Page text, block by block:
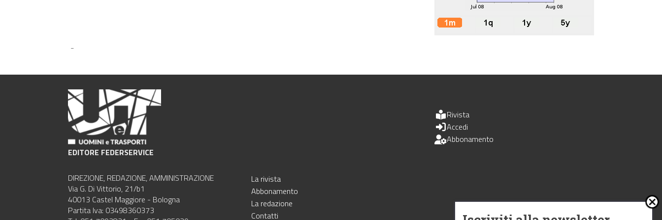
-
EDITORE FEDERSERVICE
DIREZIONE, REDAZIONE, AMMINISTRAZIONE
Via G. Di Vittorio, 21/b1
40013 Castel Maggiore - Bologna
Partita Iva: 03498360373
La rivista
Abbonamento
La redazione
Contatti
Rivista
Accedi
Abbonamento